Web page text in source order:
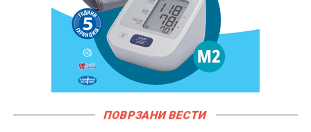
ПОВРЗАНИ ВЕСТИ